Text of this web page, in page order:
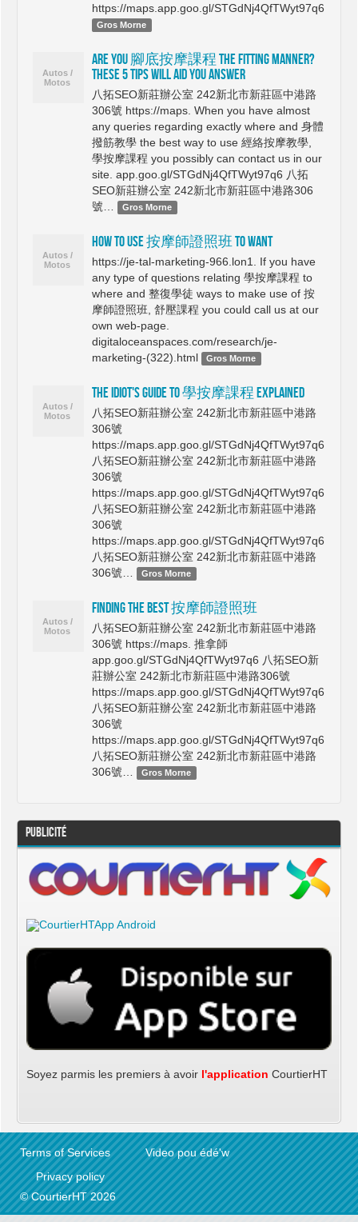
https://maps.app.goo.gl/STGdNj4QfTWyt97q6…
Gros Morne
Are You 腳底按摩課程 The fitting Manner?
These 5 Tips Will Aid you Answer
八拓SEO新莊辦公室 242新北市新莊區中港路
306號 https://maps. When you have almost
any queries regarding exactly where and 身體
撥筋教學 the best way to use 經絡按摩教學,
學按摩課程 you possibly can contact us in our
site. app.goo.gl/STGdNj4QfTWyt97q6 八拓
SEO新莊辦公室 242新北市新莊區中港路306
號…
Gros Morne
How To use 按摩師證照班 To Want
https://je-tal-marketing-966.lon1. If you have
any type of questions relating 學按摩課程 to
where and 整復學徒 ways to make use of 按
摩師證照班, 舒壓課程 you could call us at our
own web-page.
digitaloceanspaces.com/research/je-
marketing-(322).html
Gros Morne
The Idiot's Guide To 學按摩課程 Explained
八拓SEO新莊辦公室 242新北市新莊區中港路
306號
https://maps.app.goo.gl/STGdNj4QfTWyt97q6
八拓SEO新莊辦公室 242新北市新莊區中港路
306號
https://maps.app.goo.gl/STGdNj4QfTWyt97q6
八拓SEO新莊辦公室 242新北市新莊區中港路
306號
https://maps.app.goo.gl/STGdNj4QfTWyt97q6
八拓SEO新莊辦公室 242新北市新莊區中港路
306號…
Gros Morne
Finding The Best 按摩師證照班
八拓SEO新莊辦公室 242新北市新莊區中港路
306號 https://maps. 推拿師
app.goo.gl/STGdNj4QfTWyt97q6 八拓SEO新
莊辦公室 242新北市新莊區中港路306號
https://maps.app.goo.gl/STGdNj4QfTWyt97q6
八拓SEO新莊辦公室 242新北市新莊區中港路
306號
https://maps.app.goo.gl/STGdNj4QfTWyt97q6
八拓SEO新莊辦公室 242新北市新莊區中港路
306號…
Gros Morne
Publicité
Soyez parmis les premiers à avoir l'application CourtierHT
Terms of Services
Video pou édé'w
Privacy policy
© CourtierHT 2026